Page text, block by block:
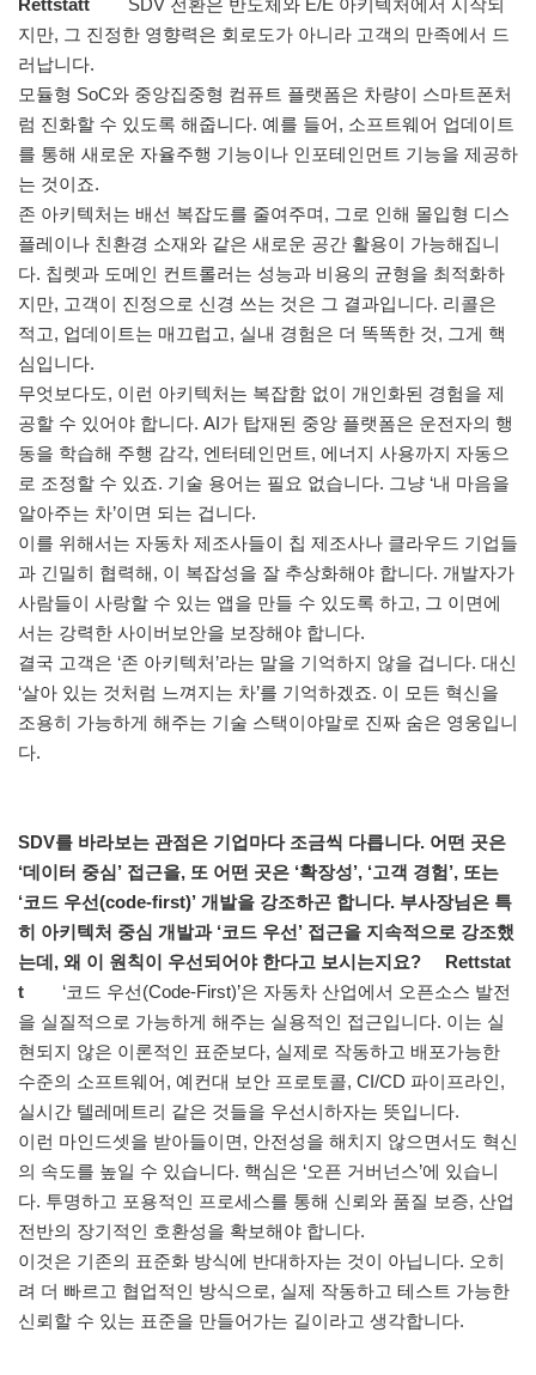
Rettstatt
SDV 전환은 반도체와 E/E 아키텍처에서 시작되
지만, 그 진정한 영향력은 회로도가 아니라 고객의 만족에서 드
러납니다.
모듈형 SoC와 중앙집중형 컴퓨트 플랫폼은 차량이 스마트폰처
럼 진화할 수 있도록 해줍니다. 예를 들어, 소프트웨어 업데이트
를 통해 새로운 자율주행 기능이나 인포테인먼트 기능을 제공하
는 것이죠.
존 아키텍처는 배선 복잡도를 줄여주며, 그로 인해 몰입형 디스
플레이나 친환경 소재와 같은 새로운 공간 활용이 가능해집니
다. 칩렛과 도메인 컨트롤러는 성능과 비용의 균형을 최적화하
지만, 고객이 진정으로 신경 쓰는 것은 그 결과입니다. 리콜은
적고, 업데이트는 매끄럽고, 실내 경험은 더 똑똑한 것, 그게 핵
심입니다.
무엇보다도, 이런 아키텍처는 복잡함 없이 개인화된 경험을 제
공할 수 있어야 합니다. AI가 탑재된 중앙 플랫폼은 운전자의 행
동을 학습해 주행 감각, 엔터테인먼트, 에너지 사용까지 자동으
로 조정할 수 있죠. 기술 용어는 필요 없습니다. 그냥 ‘내 마음을
알아주는 차’이면 되는 겁니다.
이를 위해서는 자동차 제조사들이 칩 제조사나 클라우드 기업들
과 긴밀히 협력해, 이 복잡성을 잘 추상화해야 합니다. 개발자가
사람들이 사랑할 수 있는 앱을 만들 수 있도록 하고, 그 이면에
서는 강력한 사이버보안을 보장해야 합니다.
결국 고객은 ‘존 아키텍처’라는 말을 기억하지 않을 겁니다. 대신
‘살아 있는 것처럼 느껴지는 차’를 기억하겠죠. 이 모든 혁신을
조용히 가능하게 해주는 기술 스택이야말로 진짜 숨은 영웅입니
다.
SDV를 바라보는 관점은 기업마다 조금씩 다릅니다. 어떤 곳은
‘데이터 중심’ 접근을, 또 어떤 곳은 ‘확장성’, ‘고객 경험’, 또는
‘코드 우선(code-first)’ 개발을 강조하곤 합니다. 부사장님은 특
히 아키텍처 중심 개발과 ‘코드 우선’ 접근을 지속적으로 강조했
는데, 왜 이 원칙이 우선되어야 한다고 보시는지요? Rettstat
t
‘코드 우선(Code-First)’은 자동차 산업에서 오픈소스 발전
을 실질적으로 가능하게 해주는 실용적인 접근입니다. 이는 실
현되지 않은 이론적인 표준보다, 실제로 작동하고 배포가능한
수준의 소프트웨어, 예컨대 보안 프로토콜, CI/CD 파이프라인,
실시간 텔레메트리 같은 것들을 우선시하자는 뜻입니다.
이런 마인드셋을 받아들이면, 안전성을 해치지 않으면서도 혁신
의 속도를 높일 수 있습니다. 핵심은 ‘오픈 거버넌스’에 있습니
다. 투명하고 포용적인 프로세스를 통해 신뢰와 품질 보증, 산업
전반의 장기적인 호환성을 확보해야 합니다.
이것은 기존의 표준화 방식에 반대하자는 것이 아닙니다. 오히
려 더 빠르고 협업적인 방식으로, 실제 작동하고 테스트 가능한
신뢰할 수 있는 표준을 만들어가는 길이라고 생각합니다.